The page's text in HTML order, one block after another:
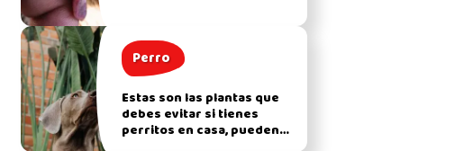
Perro
Estas son las plantas que
debes evitar si tienes
perritos en casa, pueden